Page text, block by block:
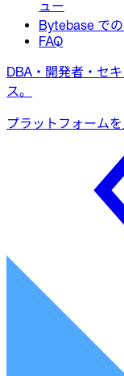
ュー
Bytebase で
FAQ
DBA・開発者・セ
ス。
プラットフォーム